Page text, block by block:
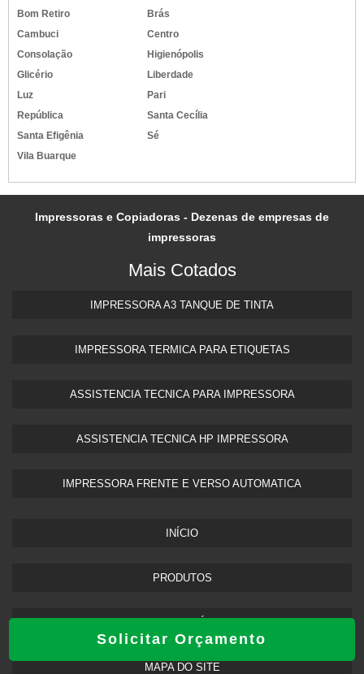
Solicitar Orçamento
TINTA PARA REFORMA DE PNEU
TINTA PARA TINGIR FIOS E CABOS
TINTA PIGMENTADA
TINTA PIGMENTADA BRANCA
TINTA PIGMENTADA IMPRESSORA
TINTA SOLVENTE PARA IMPRESSORA INDUSTRIAL
TINTA SUBLIMATICA INKTEC
Bom Retiro
Brás
Cambuci
Centro
Consolação
Higienópolis
Glicério
Liberdade
Luz
Pari
República
Santa Cecília
Santa Efigênia
Sé
Vila Buarque
Impressoras e Copiadoras - Dezenas de empresas de
impressoras
Mais Cotados
IMPRESSORA A3 TANQUE DE TINTA​
IMPRESSORA TERMICA PARA ETIQUETAS​
ASSISTENCIA TECNICA PARA IMPRESSORA
ASSISTENCIA TECNICA HP IMPRESSORA​
IMPRESSORA FRENTE E VERSO AUTOMATICA
INÍCIO
PRODUTOS
MAPA DO SITE